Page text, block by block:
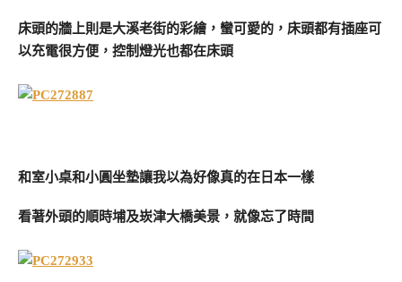
床頭的牆上則是大溪老街的彩繪，蠻可愛的，床頭都有插座可
以充電很方便，控制燈光也都在床頭
和室小桌和小圓坐墊讓我以為好像真的在日本一樣
看著外頭的順時埔及崁津大橋美景，就像忘了時間